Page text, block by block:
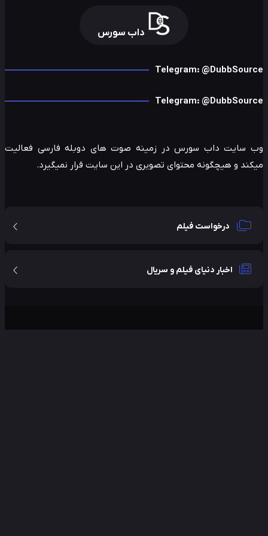
داب سورس
Telegram:
Telegram:
سایت داب سورس در زمینه صوت های دوبله فارسی فعالیت
و هیچگونه محتوای تصویری در این سایت قرار نمیگیرد.
درخواست فیلم
اخبار دنیای فیلم و سریال